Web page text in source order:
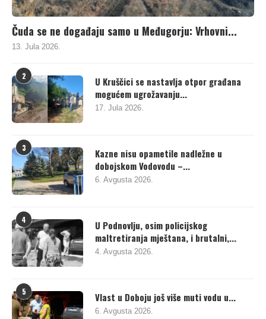
Čuda se ne događaju samo u Međugorju: Vrhovni...
13. Jula 2026.
2
U Kruščici se nastavlja otpor građana
mogućem ugrožavanju...
17. Jula 2026.
3
Kazne nisu opametile nadležne u
dobojskom Vodovodu –...
6. Avgusta 2026.
4
U Podnovlju, osim policijskog
maltretiranja mještana, i brutalni,...
4. Avgusta 2026.
5 Vlast u Doboju još više muti vodu u...
6. Avgusta 2026.